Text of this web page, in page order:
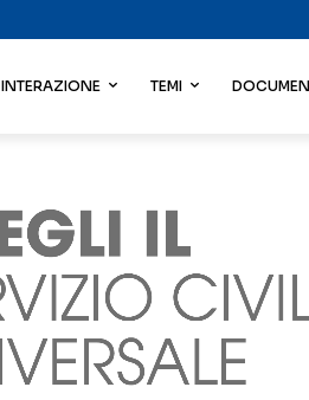
INTERAZIONE TEMI